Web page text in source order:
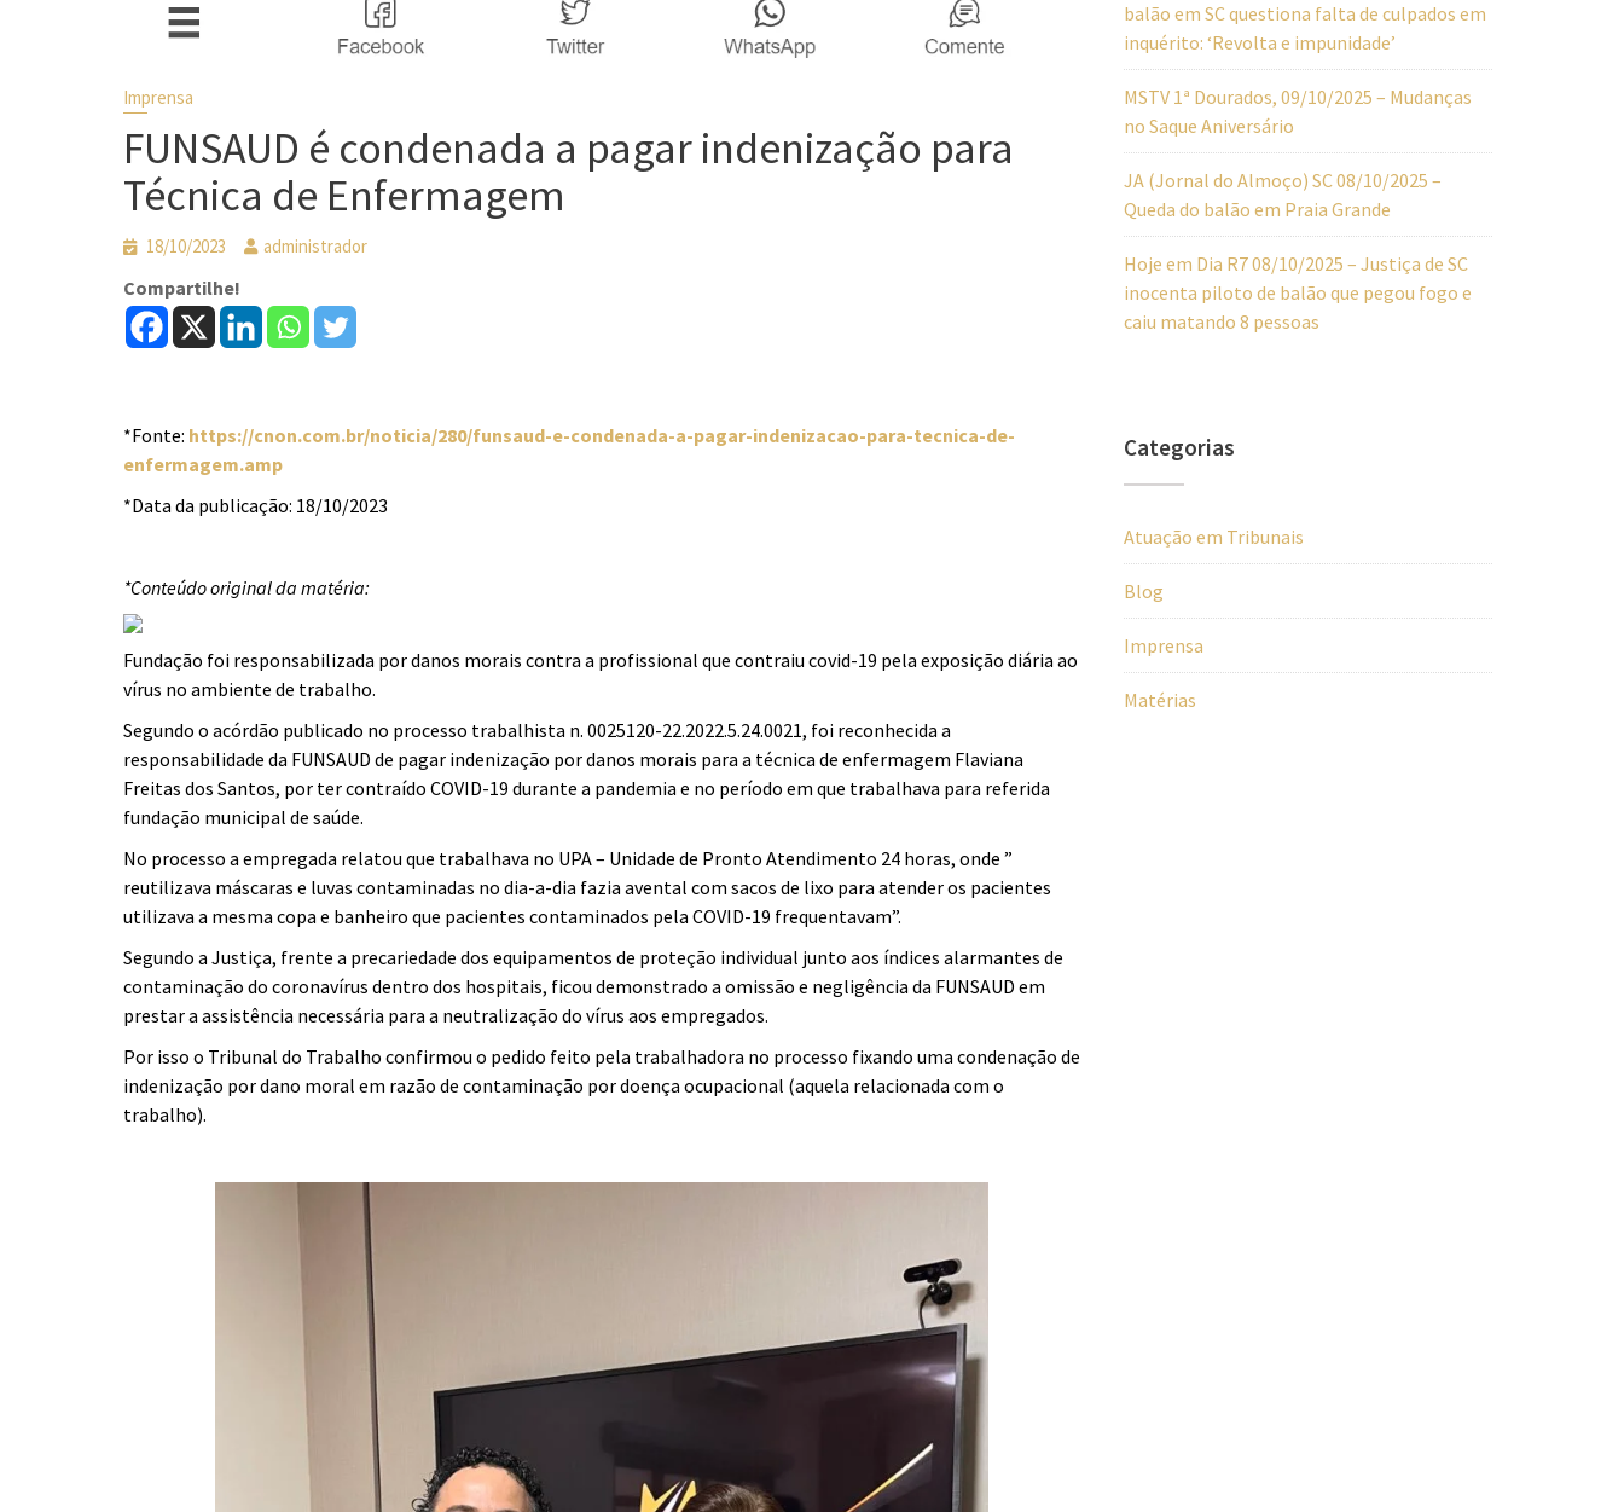
Imprensa
FUNSAUD é condenada a pagar indenização para
Técnica de Enfermagem
18/10/2023 administrador
Compartilhe!
*Fonte: https://cnon.com.br/noticia/280/funsaud-e-condenada-a-pagar-indenizacao-para-tecnica-de-
enfermagem.amp
*Data da publicação: 18/10/2023
*Conteúdo original da matéria:
Fundação foi responsabilizada por danos morais contra a profissional que contraiu covid-19 pela exposição diária ao
vírus no ambiente de trabalho.
Segundo o acórdão publicado no processo trabalhista n. 0025120-22.2022.5.24.0021, foi reconhecida a
responsabilidade da FUNSAUD de pagar indenização por danos morais para a técnica de enfermagem Flaviana
Freitas dos Santos, por ter contraído COVID-19 durante a pandemia e no período em que trabalhava para referida
fundação municipal de saúde.
No processo a empregada relatou que trabalhava no UPA – Unidade de Pronto Atendimento 24 horas, onde ”
reutilizava máscaras e luvas contaminadas no dia-a-dia fazia avental com sacos de lixo para atender os pacientes
utilizava a mesma copa e banheiro que pacientes contaminados pela COVID-19 frequentavam”.
Segundo a Justiça, frente a precariedade dos equipamentos de proteção individual junto aos índices alarmantes de
contaminação do coronavírus dentro dos hospitais, ficou demonstrado a omissão e negligência da FUNSAUD em
prestar a assistência necessária para a neutralização do vírus aos empregados.
Por isso o Tribunal do Trabalho confirmou o pedido feito pela trabalhadora no processo fixando uma condenação de
indenização por dano moral em razão de contaminação por doença ocupacional (aquela relacionada com o
trabalho).
balão em SC questiona falta de culpados em
inquérito: ‘Revolta e impunidade’
MSTV 1ª Dourados, 09/10/2025 – Mudanças
no Saque Aniversário
JA (Jornal do Almoço) SC 08/10/2025 –
Queda do balão em Praia Grande
Hoje em Dia R7 08/10/2025 – Justiça de SC
inocenta piloto de balão que pegou fogo e
caiu matando 8 pessoas
Categorias
Atuação em Tribunais
Blog
Imprensa
Matérias